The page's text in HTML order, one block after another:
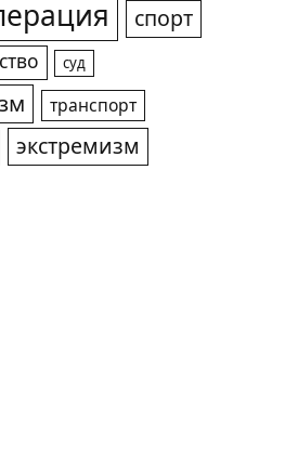
спорт
суд
транспорт
экстремизм